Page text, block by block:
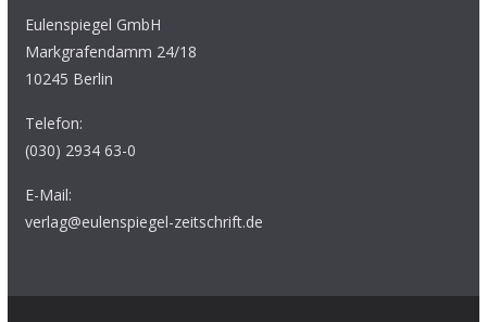
Eulenspiegel GmbH
Markgrafendamm 24/18
10245 Berlin
Telefon:
(030) 2934 63-0
E-Mail:
verlag@eulenspiegel-zeitschrift.de